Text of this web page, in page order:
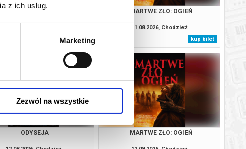
z ich usług.
Marketing
Zezwól na wszystkie
ODYSEJA
kup bilet
MARTWE ZŁO: OGIEŃ
11.08.2026, Chodzież
kup bilet
ODYSEJA MARTWE ZŁO: OGIEŃ